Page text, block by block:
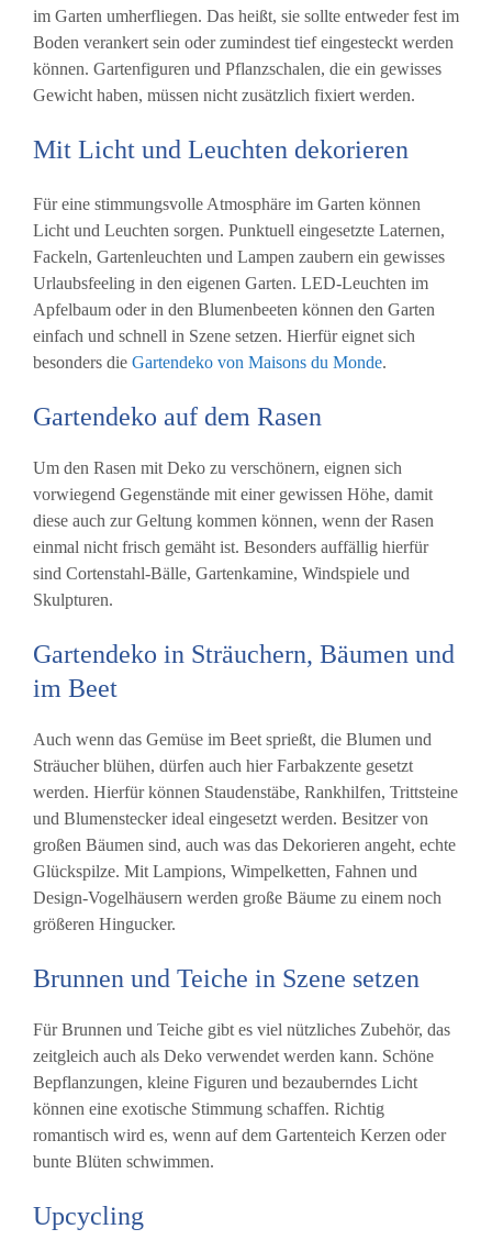
im Garten umherfliegen. Das heißt, sie sollte entweder fest im
Boden verankert sein oder zumindest tief eingesteckt werden
können. Gartenfiguren und Pflanzschalen, die ein gewisses
Gewicht haben, müssen nicht zusätzlich fixiert werden.
Mit Licht und Leuchten dekorieren
Für eine stimmungsvolle Atmosphäre im Garten können
Licht und Leuchten sorgen. Punktuell eingesetzte Laternen,
Fackeln, Gartenleuchten und Lampen zaubern ein gewisses
Urlaubsfeeling in den eigenen Garten. LED-Leuchten im
Apfelbaum oder in den Blumenbeeten können den Garten
einfach und schnell in Szene setzen. Hierfür eignet sich
besonders die Gartendeko von Maisons du Monde.
Gartendeko auf dem Rasen
Um den Rasen mit Deko zu verschönern, eignen sich
vorwiegend Gegenstände mit einer gewissen Höhe, damit
diese auch zur Geltung kommen können, wenn der Rasen
einmal nicht frisch gemäht ist. Besonders auffällig hierfür
sind Cortenstahl-Bälle, Gartenkamine, Windspiele und
Skulpturen.
Gartendeko in Sträuchern, Bäumen und
im Beet
Auch wenn das Gemüse im Beet sprießt, die Blumen und
Sträucher blühen, dürfen auch hier Farbakzente gesetzt
werden. Hierfür können Staudenstäbe, Rankhilfen, Trittsteine
und Blumenstecker ideal eingesetzt werden. Besitzer von
großen Bäumen sind, auch was das Dekorieren angeht, echte
Glückspilze. Mit Lampions, Wimpelketten, Fahnen und
Design-Vogelhäusern werden große Bäume zu einem noch
größeren Hingucker.
Brunnen und Teiche in Szene setzen
Für Brunnen und Teiche gibt es viel nützliches Zubehör, das
zeitgleich auch als Deko verwendet werden kann. Schöne
Bepflanzungen, kleine Figuren und bezauberndes Licht
können eine exotische Stimmung schaffen. Richtig
romantisch wird es, wenn auf dem Gartenteich Kerzen oder
bunte Blüten schwimmen.
Upcycling